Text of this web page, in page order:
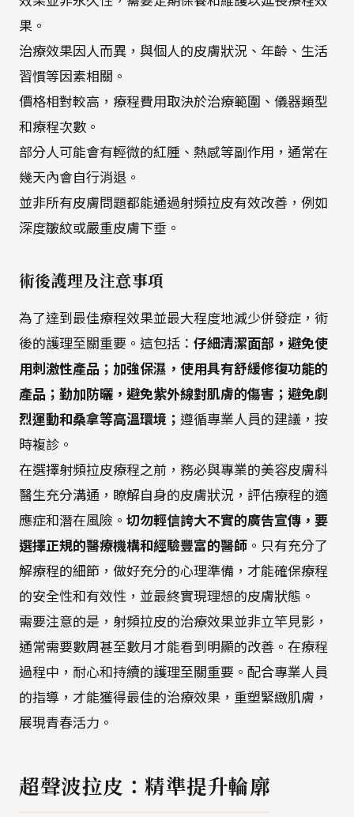
果。
治療效果因人而異，與個人的皮膚狀況、年齡、生活
習慣等因素相關。
價格相對較高，療程費用取決於治療範圍、儀器類型
和療程次數。
部分人可能會有輕微的紅腫、熱感等副作用，通常在
幾天內會自行消退。
並非所有皮膚問題都能通過射頻拉皮有效改善，例如
深度皺紋或嚴重皮膚下垂。
術後護理及注意事項
為了達到最佳療程效果並最大程度地減少併發症，術
後的護理至關重要。這包括： 仔細清潔面部，避免使
用刺激性產品；加強保濕，使用具有舒緩修復功能的
產品；勤加防曬，避免紫外線對肌膚的傷害；避免劇
烈運動和桑拿等高溫環境； 遵循專業人員的建議，按
時複診。
在選擇射頻拉皮療程之前，務必與專業的美容皮膚科
醫生充分溝通，瞭解自身的皮膚狀況，評估療程的適
應症和潛在風險。 切勿輕信誇大不實的廣告宣傳，要
選擇正規的醫療機構和經驗豐富的醫師 。只有充分了
解療程的細節，做好充分的心理準備，才能確保療程
的安全性和有效性，並最終實現理想的皮膚狀態。
需要注意的是，射頻拉皮的治療效果並非立竿見影，
通常需要數周甚至數月才能看到明顯的改善。在療程
過程中，耐心和持續的護理至關重要。配合專業人員
的指導，才能獲得最佳的治療效果，重塑緊緻肌膚，
展現青春活力。
超聲波拉皮：精準提升輪廓